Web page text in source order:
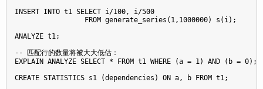
INSERT INTO t1 SELECT i/100, i/500
                 FROM generate_series(1,1000000) s(i);
ANALYZE t1;
-- 匹配行的数量将被大大低估：
EXPLAIN ANALYZE SELECT * FROM t1 WHERE (a = 1) AND (b = 0);
CREATE STATISTICS s1 (dependencies) ON a, b FROM t1;